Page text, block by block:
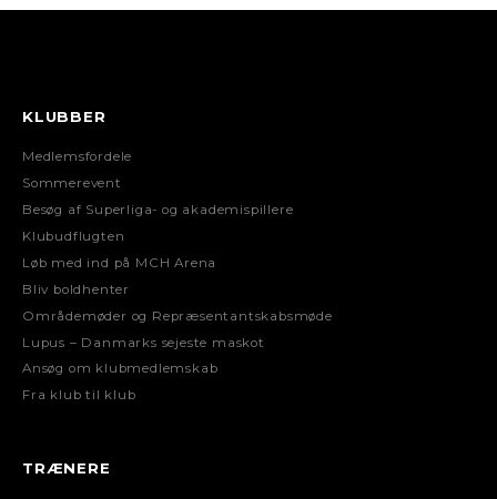
KLUBBER
Medlemsfordele
Sommerevent
Besøg af Superliga- og akademispillere
Klubudflugten
Løb med ind på MCH Arena
Bliv boldhenter
Områdemøder og Repræsentantskabsmøde
Lupus – Danmarks sejeste maskot
Ansøg om klubmedlemskab
Fra klub til klub
TRÆNERE